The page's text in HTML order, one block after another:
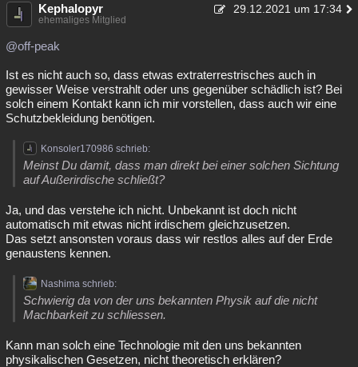
Kephalopyr 29.12.2021 um 17:34
ehemaliges Mitglied
@off-peak
Ist es nicht auch so, dass etwas extraterrestrisches auch in
gewisser Weise verstrahlt oder uns gegenüber schädlich ist? Bei
solch einem Kontakt kann ich mir vorstellen, dass auch wir eine
Schutzbekleidung benötigen.
Konsoler170986 schrieb:
Meinst Du damit, dass man direkt bei einer solchen Sichtung
auf Außerirdische schließt?
Ja, und das verstehe ich nicht. Unbekannt ist doch nicht
automatisch mit etwas nicht irdischem gleichzusetzen.
Das setzt ansonsten voraus dass wir restlos alles auf der Erde
genaustens kennen.
Nashima schrieb:
Schwierig da von der uns bekannten Physik auf die nicht
Machbarkeit zu schliessen.
Kann man solch eine Technologie mit den uns bekannten
physikalischen Gesetzen, nicht theoretisch erklären?